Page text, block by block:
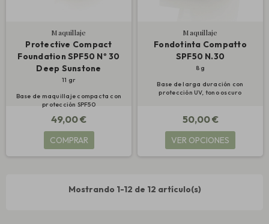
Maquillaje
Protective Compact
Foundation SPF50 Nº 30
Deep Sunstone
11 gr
Base de maquillaje compacta con
protección SPF50
49,00 €
COMPRAR
Maquillaje
Fondotinta Compatto
SPF50 N.30
8 g
Base de larga duración con
protección UV, tono oscuro
50,00 €
VER OPCIONES
Mostrando 1-12 de 12 artículo(s)